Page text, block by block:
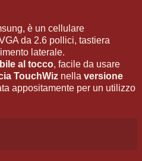
è un cellulare
da 2.6 pollici, tastiera
laterale.
al tocco, facile da usare
TouchWiz nella versione
appositamente per un utilizzo